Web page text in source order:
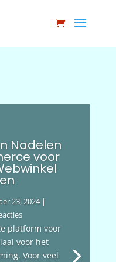
Nadelen
voor
23, 2024|
platform voor
voor het
Voor veel